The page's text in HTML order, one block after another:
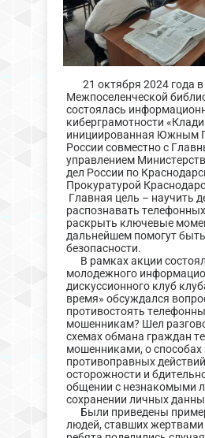
21 октября 2024 года в
Межпоселенческой
состоялась
киберграмотности «Клади
инициированная Южным
России совместно с
управлением
дел России по
Прокуратурой
Главная цель – научить
распознавать
раскрыть ключевые
дальнейшем помогут
безопасности.
В рамках акции
молодежного
дискуссионного клуб
время» обсуждался
противостоять
мошенникам? Шел
схемах обмана граждан
мошенниками, о
противоправных
осторожности и
общении с незнакомыми
сохранении личных
Были приведены
людей, ставших